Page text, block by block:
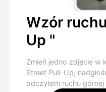
Wzór
Up "
Zmień jedno zdjęcie w
Street Pull-Up,
odczytem ruchu górnej